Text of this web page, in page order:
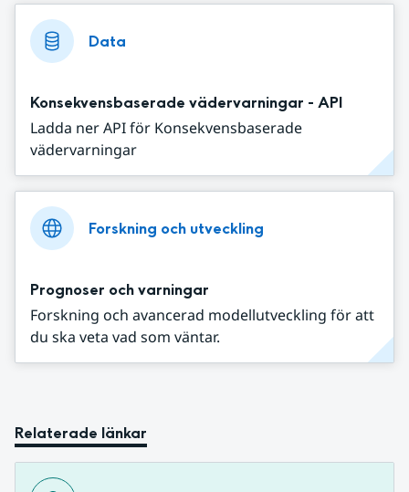
Data
Konsekvensbaserade vädervarningar - API
Ladda ner API för Konsekvensbaserade
vädervarningar
Forskning och utveckling
Prognoser och varningar
Forskning och avancerad modellutveckling för att
du ska veta vad som väntar.
Relaterade länkar